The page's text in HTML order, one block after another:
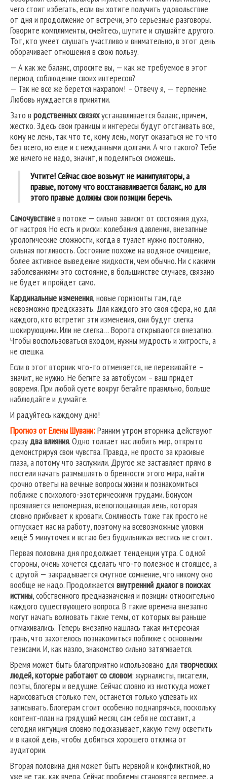
чего стоит избегать, если вы хотите получить удовольствие
от дня и продолжение от встречи, это серьезные разговоры.
Говорите комплименты, смейтесь, шутите и слушайте другого.
Тот, кто умеет слушать участливо и внимательно, в этот день
оборачивает отношения в свою пользу.
— А как же баланс, спросите вы, — как же требуемое в этот
период соблюдение своих интересов?
— Так не все же берется нахрапом! – Отвечу я, — терпение.
Любовь нуждается в принятии.
Зато в родственных связяхустанавливается баланс, причем,
жестко. Здесь свои границы и интересы будут отстаивать все,
кому не лень, так что те, кому лень, могут оказаться не то что
без всего, но еще и с нежданными долгами. А что такого? Тебе
же ничего не надо, значит, и поделиться сможешь.
Учтите! Сейчас свое возьмут не манипуляторы, а
правые, потому что восстанавливается баланс, но для
этого правые должны свои позиции беречь.
Самочувствиев потоке — сильно зависит от состояния духа,
от настроя. Но есть и риски: колебания давления, внезапные
урологические сложности, когда в туалет нужно постоянно,
сильная потливость. Состояние похоже на водяное очищение,
более активное выведение жидкости, чем обычно. Ни с какими
заболеваниями это состояние, в большинстве случаев, связано
не будет и пройдет само.
Кардинальные изменения, новые горизонты там, где
невозможно предсказать. Для каждого это своя сфера, но для
каждого, кто встретит эти изменения, они будут слегка
шокирующими. Или не слегка… Ворота открываются внезапно.
Чтобы воспользоваться входом, нужны мудрость и хитрость, а
не спешка.
Если в этот вторник что-то отменяется, не переживайте –
значит, не нужно. Не бегите за автобусом – ваш придет
вовремя. При любой суете вокруг бегайте правильно, больше
наблюдайте и думайте.
И радуйтесь каждому дню!
Прогноз от Елены Шувани:Ранним утром вторника действуют
сразу два влияния. Одно толкает нас любить мир, открыто
демонстрируя свои чувства. Правда, не просто за красивые
глаза, а потому что заслужили. Другое же заставляет прямо в
постели начать размышлять о бренности этого мира, найти
срочно ответы на вечные вопросы жизни и познакомиться
поближе с психолого-эзотерическими трудами. Бонусом
проявляется непомерная, всепоглощающая лень, которая
словно прибивает к кровати. Сонливость тоже так просто не
отпускает нас на работу, поэтому на всевозможные уловки
«ещё 5 минуточек и встаю без будильника» вестись не стоит.
Первая половина дня продолжает тенденции утра. С одной
стороны, очень хочется сделать что-то полезное и стоящее, а
с другой — закрадывается смутное сомнение, что никому оно
вообще не надо. Продолжается внутренний диалог в поисках
истины, собственного предназначения и позиции относительно
каждого существующего вопроса. В такие времена внезапно
могут начать волновать такие темы, от которых вы раньше
отмахивались. Теперь внезапно нашлась такая интересная
грань, что захотелось познакомиться поближе с основными
тезисами. И, как назло, знакомство сильно затягивается.
Время может быть благоприятно использовано для творческих
людей, которые работают со словом: журналисты, писатели,
поэты, блогеры и ведущие. Сейчас словно из ниоткуда может
нарисоваться столько тем, останется только успевать их
записывать. Блогерам стоит особенно поднапрячься, поскольку
контент-план на грядущий месяц сам себя не составит, а
сегодня интуиция словно подсказывает, какую тему осветить
и в какой день, чтобы добиться хорошего отклика от
аудитории.
Вторая половина дня может быть нервной и конфликтной, но
уже не так, как вчера. Сейчас проблемы становятся весомее, а